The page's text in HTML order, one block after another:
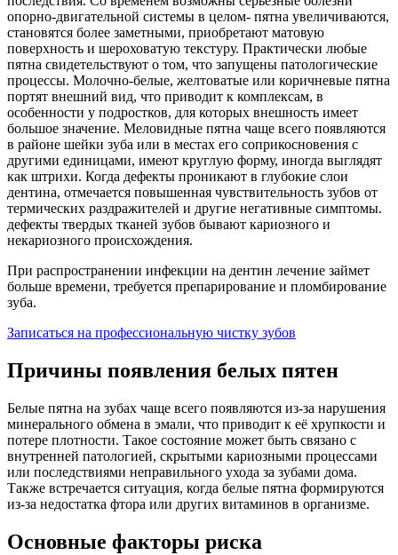
опорно-двигательной системы в целом- пятна увеличиваются,
становятся более заметными, приобретают матовую
поверхность и шероховатую текстуру. Практически любые
пятна свидетельствуют о том, что запущены патологические
процессы. Молочно-белые, желтоватые или коричневые пятна
портят внешний вид, что приводит к комплексам, в
особенности у подростков, для которых внешность имеет
большое значение. Меловидные пятна чаще всего появляются
в районе шейки зуба или в местах его соприкосновения с
другими единицами, имеют круглую форму, иногда выглядят
как штрихи. Когда дефекты проникают в глубокие слои
дентина, отмечается повышенная чувствительность зубов от
термических раздражителей и другие негативные симптомы.
дефекты твердых тканей зубов бывают кариозного и
некариозного происхождения.
При распространении инфекции на дентин лечение займет
больше времени, требуется препарирование и пломбирование
зуба.
Записаться на профессиональную чистку зубов
Причины появления белых пятен
Белые пятна на зубах чаще всего появляются из-за нарушения
минерального обмена в эмали, что приводит к её хрупкости и
потере плотности. Такое состояние может быть связано с
внутренней патологией, скрытыми кариозными процессами
или последствиями неправильного ухода за зубами дома.
Также встречается ситуация, когда белые пятна формируются
из-за недостатка фтора или других витаминов в организме.
Основные факторы риска